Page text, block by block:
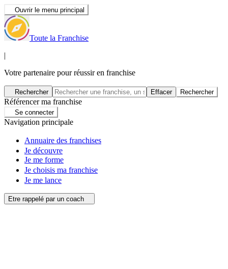
Ouvrir le menu principal
Toute la Franchise
|
Votre partenaire pour réussir en franchise
Rechercher Effacer Rechercher
Référencer ma franchise
Se connecter
Navigation principale
Annuaire des franchises
Je découvre
Je me forme
Je choisis ma franchise
Je me lance
Etre rappelé par un coach